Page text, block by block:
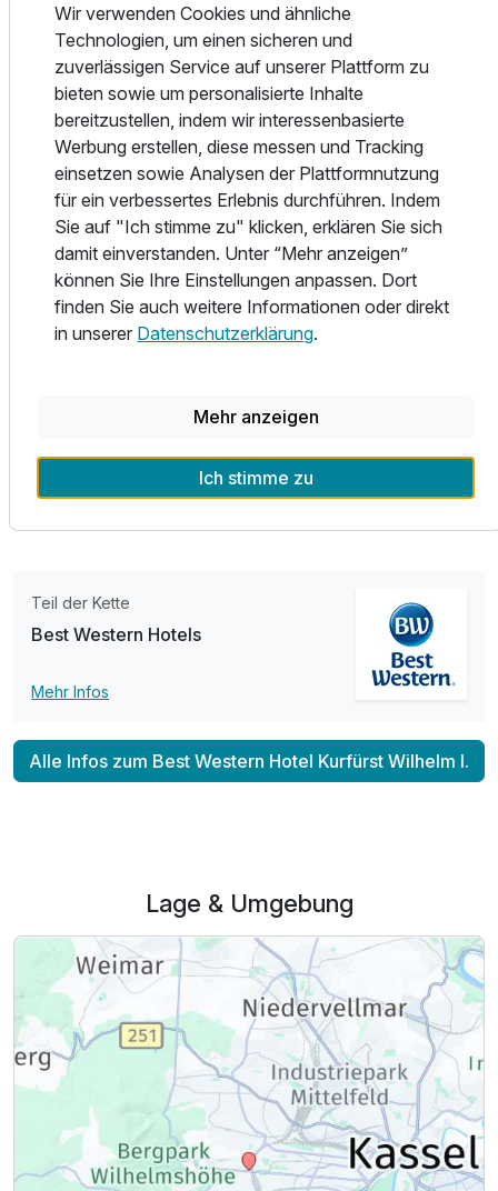
2 Erwachsene und 2 Kinder
Bett an der Turmspitze ist das Wahrzeichen unseres
Hauses und ein besonderes Fotomotiv. Jedes Zimmer ist
einzigartig: mal mit Erker, mal mit charmanten Holzbalken
oder Balkon, stets modern eingerichtet und mit großzügiger
Raumhöhe von 3,20 Metern, die ein luftiges Wohngefühl
schafft. Ein Wasserkocher für Tee und Kaffee stehen in
allen Zimmern bereit - die Kurfürstenzimmer sind sogar mit
Kapselmaschienen ausgestattet, dazu kostenfreies WLAN,
damit Sie jederzeit verbunden bleiben.
Starten Sie den Tag mit einem ausgiebigen Frühstück im
Bistro 1904, montags bis freitags von 6.30 bis 10.00 Uhr
und am Wochenende von 7.00 bis 11.00 Uhr. Genießen Sie
historischer Natur direkt vor Ihrer Tür.
Wir freuen uns darauf, Ihren Aufenthalt zu etwas
Besonderem zu machen!
Teil der Kette
Best Western Hotels
Mehr Infos
Alle Infos zum Best Western Hotel Kurfürst Wilhelm I.
Lage & Umgebung
Wir verwenden Cookies und ähnliche
Technologien, um einen sicheren und
zuverlässigen Service auf unserer Plattform zu
bieten sowie um personalisierte Inhalte
bereitzustellen, indem wir interessenbasierte
Werbung erstellen, diese messen und Tracking
einsetzen sowie Analysen der Plattformnutzung
für ein verbessertes Erlebnis durchführen. Indem
Sie auf "Ich stimme zu" klicken, erklären Sie sich
damit einverstanden. Unter “Mehr anzeigen”
können Sie Ihre Einstellungen anpassen. Dort
finden Sie auch weitere Informationen oder direkt
in unserer Datenschutzerklärung.
Mehr anzeigen
Ich stimme zu